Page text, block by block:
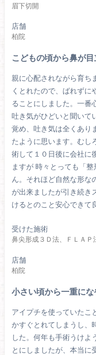
眉下切開
店舗
柏院
こどもの頃から鼻が目
親に心配されながら育ち
くとれたので、ばれずに
ることにしました。一番
吐き気がひどいと聞いて
覚め、吐き気は全くあり
たように思います。むし
術して１０日後に会社に
ますが 時々とっても「
ん。それほど自然な形な
が出来ましたが引き続き
けるとのこと安心できて
受けた施術
鼻尖形成３Ｄ法、ＦＬＡＰ
店舗
柏院
小さい頃から一重にな
アイプチを使っていたこ
かすぐとれてしまうし、
した。何年も手術うけよ
とにしましたが、本当に